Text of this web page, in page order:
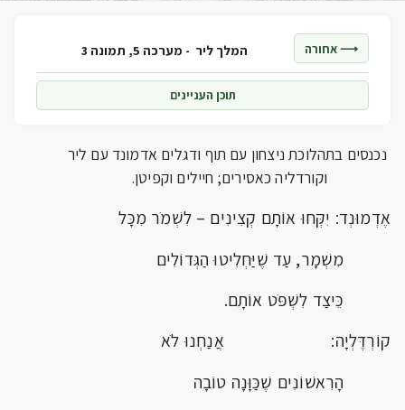
⟶ אחורה המלך ליר - מערכה 5, תמונה 3
תוכן העניינים
נכנסים בתהלוכת ניצחון עם תוף ודגלים אדמונד עם ליר
וקורדליה כאסירים; חיילים וקפיטן.
אֶדְמוּנְד: יִקְּחוּ אוֹתָם קְצִינִים – לִשְׁמֹר מִכָּל
מִשְׁמָר, עַד שֶׁיַּחְלִיטוּ הַגְּדוֹלִים
כֵּיצַד לִשְׁפֹּט אוֹתָם.
קוֹרְדֶּלְיָה: אֲנַחְנוּ לֹא
הָרִאשׁוֹנִים שֶׁכַּוָּנָה טוֹבָה